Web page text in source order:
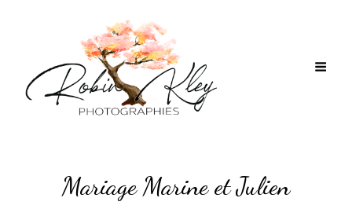
Mariage Marine et Julien